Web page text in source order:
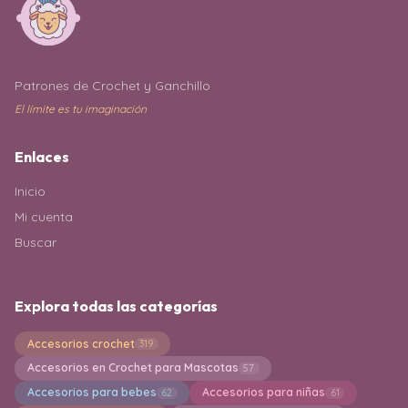
Patrones de Crochet y Ganchillo
El límite es tu imaginación
Enlaces
Inicio
Mi cuenta
Buscar
Explora todas las categorías
Accesorios crochet 319
Accesorios en Crochet para Mascotas 57
Accesorios para bebes 62 Accesorios para niñas 61